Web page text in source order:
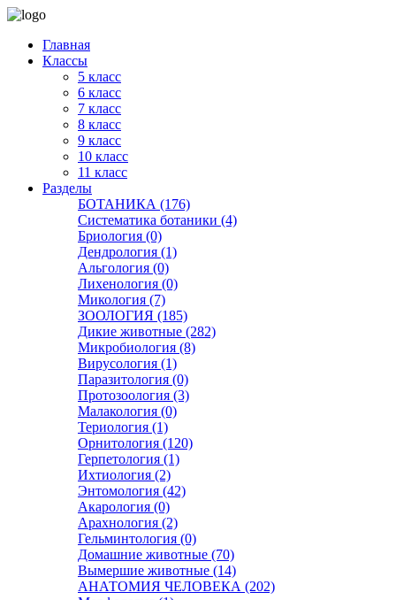
Главная
Классы
5 класс
6 класс
7 класс
8 класс
9 класс
10 класс
11 класс
Разделы
БОТАНИКА (176)
Систематика ботаники (4)
Бриология (0)
Дендрология (1)
Альгология (0)
Лихенология (0)
Микология (7)
ЗООЛОГИЯ (185)
Дикие животные (282)
Микробиология (8)
Вирусология (1)
Паразитология (0)
Протозоология (3)
Малакология (0)
Териология (1)
Орнитология (120)
Герпетология (1)
Ихтиология (2)
Энтомология (42)
Акарология (0)
Арахнология (2)
Гельминтология (0)
Домашние животные (70)
Вымершие животные (14)
АНАТОМИЯ ЧЕЛОВЕКА (202)